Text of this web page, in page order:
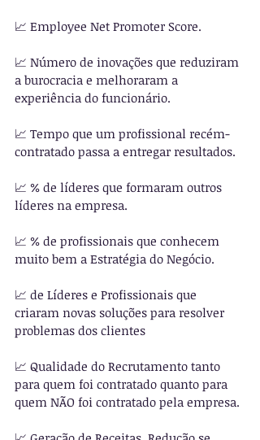
📈 ︎Employee Net Promoter Score.
📈 Número de inovações que reduziram
a burocracia e melhoraram a
experiência do funcionário.
📈 ︎Tempo que um profissional recém-
contratado passa a entregar resultados.
📈 % de líderes que formaram outros
líderes na empresa.
︎📈 % de profissionais que conhecem
muito bem a Estratégia do Negócio.
︎📈 de Líderes e Profissionais que
criaram novas soluções para resolver
problemas dos clientes
📈 ︎Qualidade do Recrutamento tanto
para quem foi contratado quanto para
quem NÃO foi contratado pela empresa.